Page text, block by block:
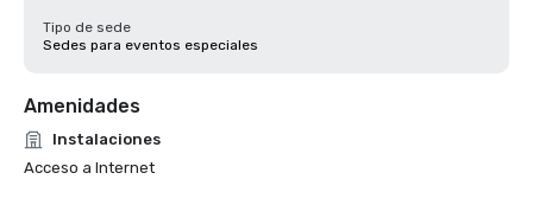
Tipo de sede
Sedes para eventos especiales
Amenidades
Instalaciones
Acceso a Internet